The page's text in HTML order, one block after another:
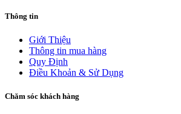
Thông tin
Giới Thiệu
Thông tin mua hàng
Quy Định
Điều Khoản & Sử Dụng
Chăm sóc khách hàng